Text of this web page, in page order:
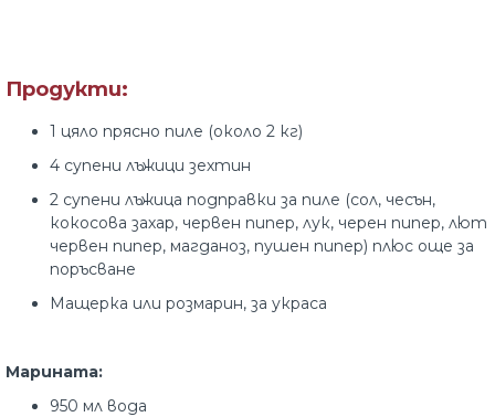
Продукти:
1 цяло прясно пиле (около 2 кг)
4 супени лъжици зехтин
2 супени лъжица подправки за пиле (сол, чесън,
кокосова захар, червен пипер, лук, черен пипер, лют
червен пипер, магданоз, пушен пипер) плюс още за
поръсване
Мащерка или розмарин, за украса
Марината:
950 мл вода